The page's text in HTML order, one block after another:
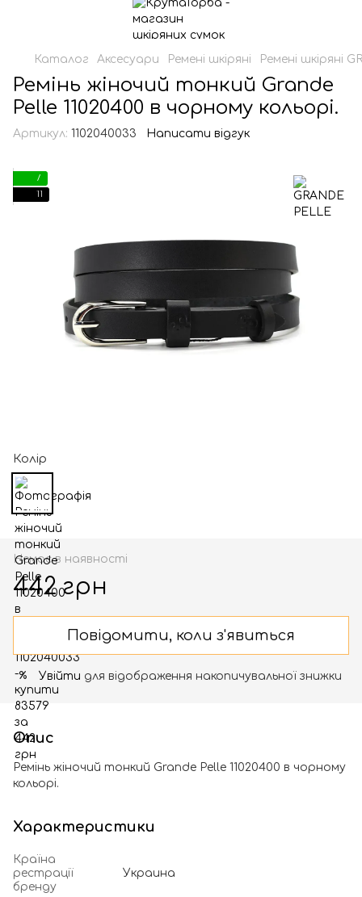
Каталог Аксесуари Ремені шкіряні Ремені шкіряні
Ремінь жіночий тонкий Grande
Pelle 11020400 в чорному кольорі.
Артикул: 1102040033 Написати відгук
7
11
Колір
Немає в наявності
442 грн
Повідомити, коли з'явиться
% Увійти для відображення накопичувальної знижки
Опис
Ремінь жіночий тонкий Grande Pelle 11020400 в чорному
кольорі.
Характеристики
Країна
рестрації
бренду
Украина